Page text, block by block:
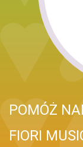
POMÓŻ
FIORI